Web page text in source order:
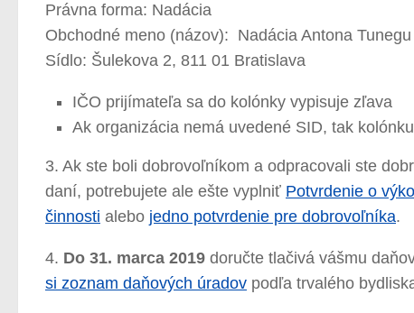
Právna forma: Nadácia
Obchodné meno (názov): Nadácia Antona Tunegu
Sídlo: Šulekova 2, 811 01 Bratislava
IČO prijímateľa sa do kolónky vypisuje zľava
Ak organizácia nemá uvedené SID, tak
3. Ak ste boli dobrovoľníkom a odpracovali ste
daní, potrebujete ale ešte vyplniť Potvrdenie o
činnosti alebo jedno potvrdenie pre dobrovoľníka.
4. Do 31. marca 2019 doručte tlačivá vášmu
si zoznam daňových úradov podľa trvalého